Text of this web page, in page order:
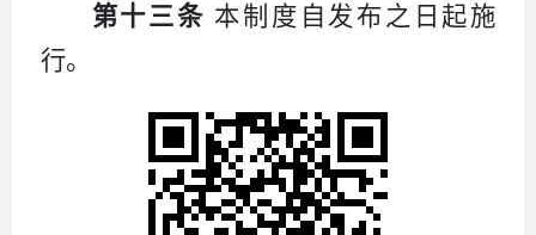
第十三条 本制度自发布之日起施
行。